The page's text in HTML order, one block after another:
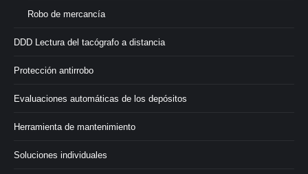
Robo de mercancía
DDD Lectura del tacógrafo a distancia
Protección antirrobo
Evaluaciones automáticas de los depósitos
Herramienta de mantenimiento
Soluciones individuales